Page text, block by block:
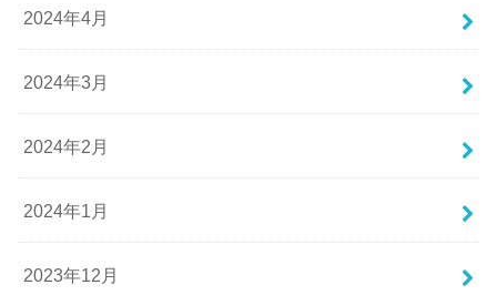
2024年4月
2024年3月
2024年2月
2024年1月
2023年12月